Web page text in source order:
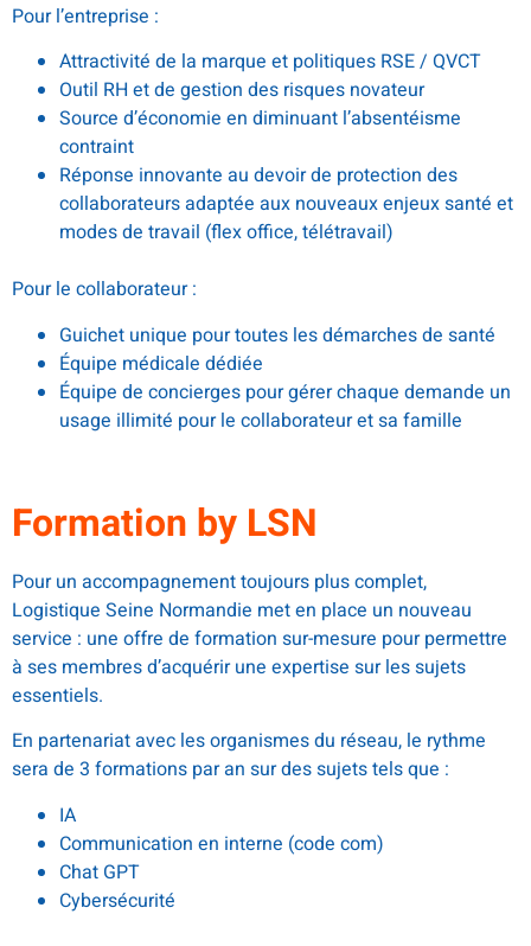
Pour l’entreprise :
Attractivité de la marque et politiques RSE / QVCT
Outil RH et de gestion des risques novateur
Source d’économie en diminuant l’absentéisme
contraint
Réponse innovante au devoir de protection des
collaborateurs adaptée aux nouveaux enjeux santé et
modes de travail (flex office, télétravail)
Pour le collaborateur :
Guichet unique pour toutes les démarches de santé
Équipe médicale dédiée
Équipe de concierges pour gérer chaque demande un
usage illimité pour le collaborateur et sa famille
Formation by LSN
Pour un accompagnement toujours plus complet,
Logistique Seine Normandie met en place un nouveau
service : une offre de formation sur-mesure pour permettre
à ses membres d’acquérir une expertise sur les sujets
essentiels.
En partenariat avec les organismes du réseau, le rythme
sera de 3 formations par an sur des sujets tels que :
IA
Communication en interne (code com)
Chat GPT
Cybersécurité